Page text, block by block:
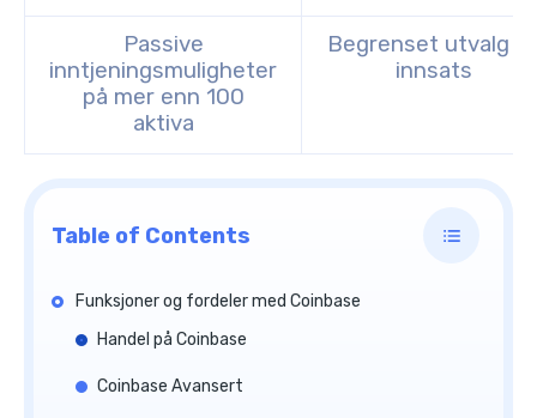
Passive
inntjeningsmuligheter
på mer enn 100
aktiva
Begrenset utvalg
innsats
Table of Contents
Funksjoner og fordeler med Coinbase
Handel på Coinbase
Coinbase Avansert